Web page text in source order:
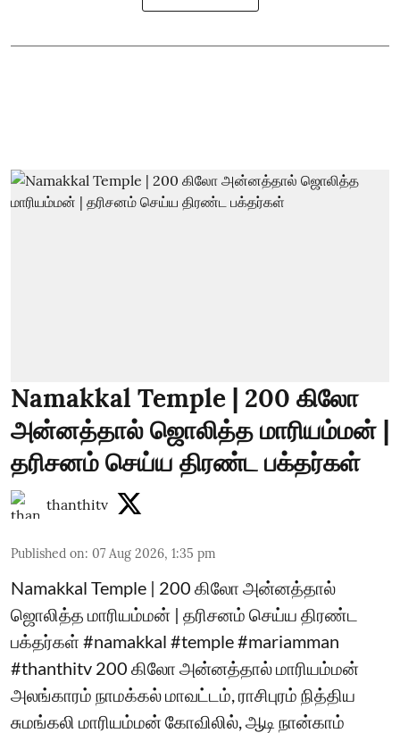
Namakkal Temple | 200 கிலோ
அன்னத்தால் ஜொலித்த மாரியம்மன் |
தரிசனம் செய்ய திரண்ட பக்தர்கள்
thanthitv
Published on: 07 Aug 2026, 1:35 pm
Namakkal Temple | 200 கிலோ அன்னத்தால்
ஜொலித்த மாரியம்மன் | தரிசனம் செய்ய திரண்ட
பக்தர்கள் #namakkal #temple #mariamman
#thanthitv 200 கிலோ அன்னத்தால் மாரியம்மன்
அலங்காரம் நாமக்கல் மாவட்டம், ராசிபுரம் நித்திய
சுமங்கலி மாரியம்மன் கோவிலில், ஆடி நான்காம்